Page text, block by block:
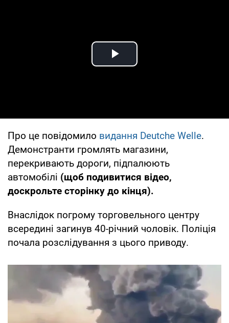
Play Video
Про це повідомило видання Deutche Welle.
Демонстранти громлять магазини,
перекривають дороги, підпалюють
автомобілі (щоб подивитися відео,
доскрольте сторінку до кінця).
Внаслідок погрому торговельного центру
всередині загинув 40-річний чоловік. Поліція
почала розслідування з цього приводу.